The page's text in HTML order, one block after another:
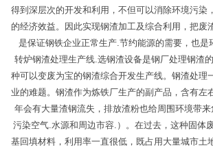
得到深层次的开发和利用，不但可以消除环境污染
的经济效益。因此实现钢渣加工及综合利用，把废
是保证钢铁企业正常生产.节约能源的需要，也是
转炉钢渣处理生产线.选钢渣设备是钢厂处理钢渣
种可以变废为宝的钢渣综合开发生产线。钢渣处理
业的难题。钢渣作为炼铁厂生产的副产品，含有左
年会有大量渣钢流失，排放渣粉也给周围环境带
污染空气.水源和周边市容.）。在过去，这种固体
基回填材料，利用率一直很低，既占用大量城市土